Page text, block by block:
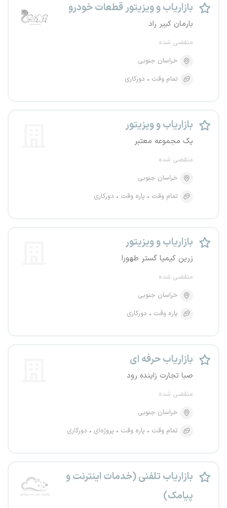
بازاریاب و ویزیتور قطعات خودرو
بارمان کبیر راد
منقضی شده
خراسان جنوبی
تمام وقت
دورکاری
بازاریاب و ویزیتور
یک مجموعه معتبر
منقضی شده
خراسان جنوبی
تمام وقت
پاره وقت دورکاری
بازاریاب و ویزیتور
زرین کیمیا گستر طهورا
منقضی شده
خراسان جنوبی
پاره وقت
دورکاری
بازاریاب حرفه ای
صبا تجارت زاینده رود
منقضی شده
خراسان جنوبی
تمام وقت
پاره وقت پروژه‌ای دورکاری
بازاریاب تلفنی (خدمات اینترنت و
پیامک)